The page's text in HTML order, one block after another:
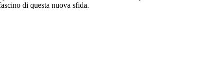
di questa nuova sfida.